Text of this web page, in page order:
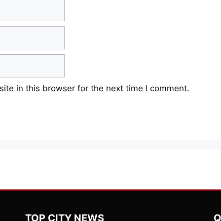
in this browser for the next time I comment.
TOP CITY NEWS